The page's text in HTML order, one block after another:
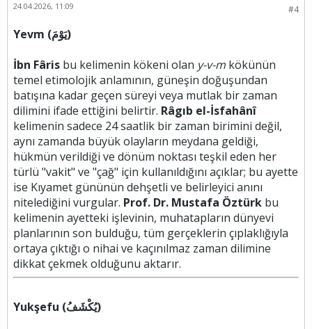
#4
24.04.2026, 11:09
Yevm (يَوْمَ)
İbn Fâris bu kelimenin kökeni olan y-v-m kökünün
temel etimolojik anlamının, güneşin doğuşundan
batışına kadar geçen süreyi veya mutlak bir zaman
dilimini ifade ettiğini belirtir. Râgıb el-İsfahânî
kelimenin sadece 24 saatlik bir zaman birimini değil,
aynı zamanda büyük olayların meydana geldiği,
hükmün verildiği ve dönüm noktası teşkil eden her
türlü "vakit" ve "çağ" için kullanıldığını açıklar; bu ayette
ise Kıyamet gününün dehşetli ve belirleyici anını
nitelediğini vurgular. Prof. Dr. Mustafa Öztürk bu
kelimenin ayetteki işlevinin, muhatapların dünyevi
planlarının son bulduğu, tüm gerçeklerin çıplaklığıyla
ortaya çıktığı o nihai ve kaçınılmaz zaman dilimine
dikkat çekmek olduğunu aktarır.
Yukşefu (يُكْشَفُ)